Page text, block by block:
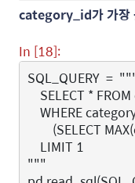
category_id가 가장
In [18]:
SQL_QUERY =
SELECT * FROM
WHERE
(SELECT
    LIMIT 1
"""